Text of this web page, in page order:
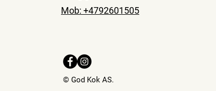
Mob: +4792601505
© God Kok AS.